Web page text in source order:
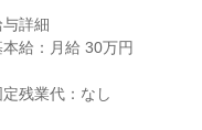
与詳細
本給：月給 30万円
定残業代：なし